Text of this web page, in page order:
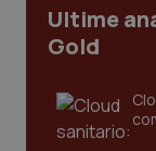
Ultime
Gold
I cookie
sito web
Nome